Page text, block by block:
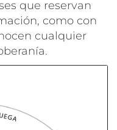
que reservan
como con
cualquier